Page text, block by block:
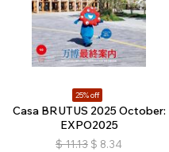
25% off
Casa BRUTUS 2025 October:
EXPO2025
$ 11.13 $ 8.34